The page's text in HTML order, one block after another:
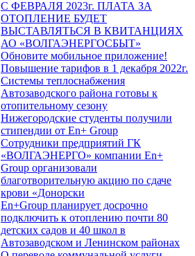
С ФЕВРАЛЯ 2023г. ПЛАТА ЗА
ОТОПЛЕНИЕ БУДЕТ
ВЫСТАВЛЯТЬСЯ В КВИТАНЦИЯХ
АО «ВОЛГАЭНЕРГОСБЫТ»
Обновите мобильное приложение!
Повышение тарифов в 1 декабря 2022г.
Системы теплоснабжения
Автозаводского района готовы к
отопительному сезону
Нижегородские студенты получили
стипендии от En+ Group
Сотрудники предприятий ГК
«ВОЛГАЭНЕРГО» компании En+
Group организовали
благотворительную акцию по сдаче
крови «Донорски
En+Group планирует досрочно
подключить к отоплению почти 80
детских садов и 40 школ в
Автозаводском и Ленинском районах